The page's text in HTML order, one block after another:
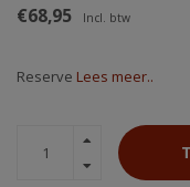
€68,95 Incl. btw
Reserve Lees meer..